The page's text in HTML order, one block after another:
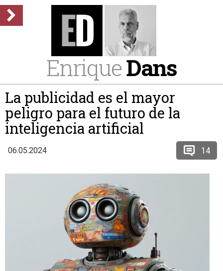
EnriqueDans
La publicidad es el mayor
peligro para el futuro de la
inteligencia artificial
06.05.2024 14